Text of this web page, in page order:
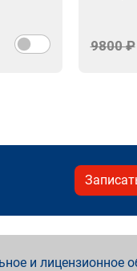
9800 ₽
и лицензионное